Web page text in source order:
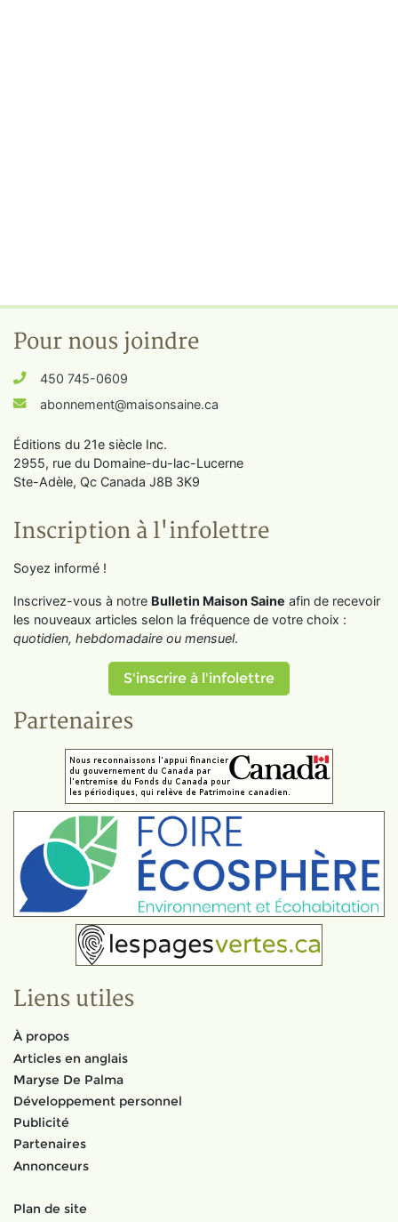
Pour nous joindre
450 745-0609
abonnement@maisonsaine.ca
Éditions du 21e siècle Inc.
2955, rue du Domaine-du-lac-Lucerne
Ste-Adèle, Qc Canada J8B 3K9
Inscription à l'infolettre
Soyez informé !
Inscrivez-vous à notre Bulletin Maison Saine afin de recevoir
les nouveaux articles selon la fréquence de votre choix :
quotidien, hebdomadaire ou mensuel.
S'inscrire à l'infolettre
Partenaires
Liens utiles
À propos
Articles en anglais
Maryse De Palma
Développement personnel
Publicité
Partenaires
Annonceurs
Plan de site